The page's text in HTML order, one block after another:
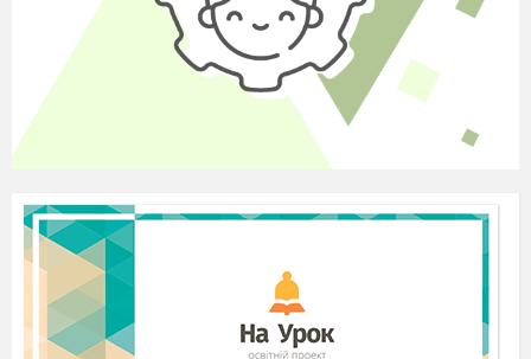
волоських горіхів. Скільки
горіхів
їй треба на тиждень?
Максим захопився спортом. Тепер він зай
мається в спортивній секції 4 рази на тиждень по
години. Скільки всього годин на тиждень
займається спортом?
З однієї бактерії при
30 хв. стає 2
бактерій виникне
за 2 год., а за добу?
11. За одну годину
пожежі вогонь може